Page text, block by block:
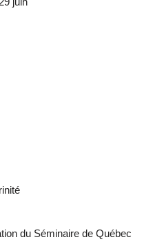
du Séminaire de Québec